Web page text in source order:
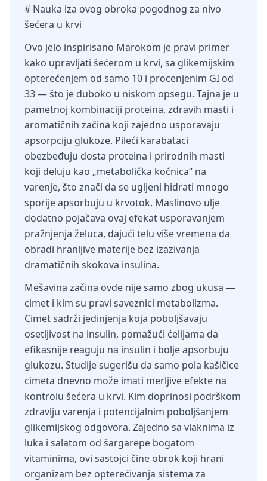
# Nauka iza ovog obroka pogodnog za nivo
šećera u krvi
Ovo jelo inspirisano Marokom je pravi primer
kako upravljati šećerom u krvi, sa glikemijskim
opterećenjem od samo 10 i procenjenim GI od
33 — što je duboko u niskom opsegu. Tajna je u
pametnoj kombinaciji proteina, zdravih masti i
aromatičnih začina koji zajedno usporavaju
apsorpciju glukoze. Pileći karabataci
obezbeđuju dosta proteina i prirodnih masti
koji deluju kao „metabolička kočnica“ na
varenje, što znači da se ugljeni hidrati mnogo
sporije apsorbuju u krvotok. Maslinovo ulje
dodatno pojačava ovaj efekat usporavanjem
pražnjenja želuca, dajući telu više vremena da
obradi hranljive materije bez izazivanja
dramatičnih skokova insulina.
Mešavina začina ovde nije samo zbog ukusa —
cimet i kim su pravi saveznici metabolizma.
Cimet sadrži jedinjenja koja poboljšavaju
osetljivost na insulin, pomažući ćelijama da
efikasnije reaguju na insulin i bolje apsorbuju
glukozu. Studije sugerišu da samo pola kašičice
cimeta dnevno može imati merljive efekte na
kontrolu šećera u krvi. Kim doprinosi podrškom
zdravlju varenja i potencijalnim poboljšanjem
glikemijskog odgovora. Zajedno sa vlaknima iz
luka i salatom od šargarepe bogatom
vitaminima, ovi sastojci čine obrok koji hrani
organizam bez opterećivanja sistema za